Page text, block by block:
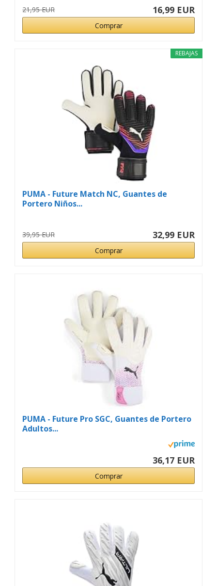
21,95 EUR 16,99 EUR
Comprar
REBAJAS
PUMA - Future Match NC, Guantes de
Portero Niños...
39,95 EUR 32,99 EUR
Comprar
PUMA - Future Pro SGC, Guantes de Portero
Adultos...
36,17 EUR
Comprar